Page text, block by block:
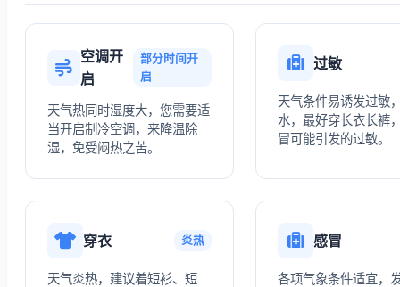
空调开
启
部分时间开
启
天气热同时湿度大，您需要适
当开启制冷空调，来降温除
湿，免受闷热之苦。
过敏
天气条件易诱发过敏
水，最好穿长衣长裤
冒可能引发的过敏。
穿衣 炎热
天气炎热，建议着短衫、短
感冒
各项气象条件适宜，